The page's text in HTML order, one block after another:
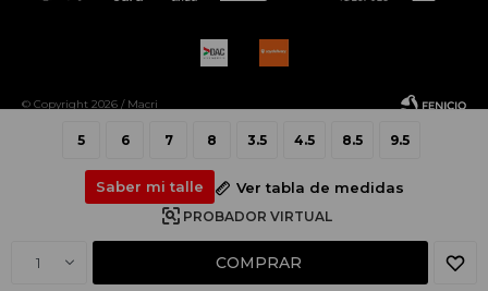
5 6 7 8 3.5 4.5 8.5 9.5
Saber mi talle Ver tabla de medidas
PROBADOR VIRTUAL
1 COMPRAR
© Copyright 2026 / Macri